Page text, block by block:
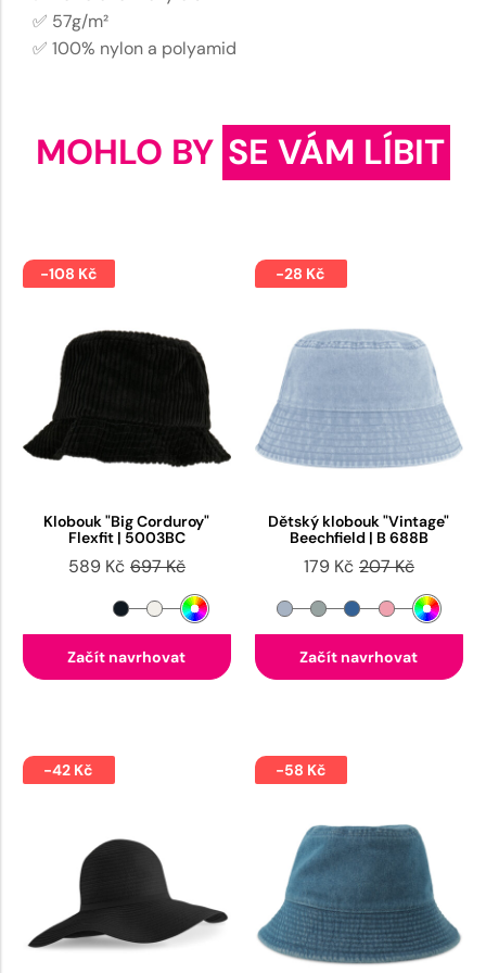
✅ 57g/m²
✅ 100% nylon a polyamid
MOHLO BY SE VÁM LÍBIT
-108 Kč
Klobouk "Big Corduroy"
Flexfit | 5003BC
589 Kč 697 Kč
Začít navrhovat
-28 Kč
Dětský klobouk "Vintage"
Beechfield | B 688B
179 Kč 207 Kč
Začít navrhovat
-42 Kč -58 Kč